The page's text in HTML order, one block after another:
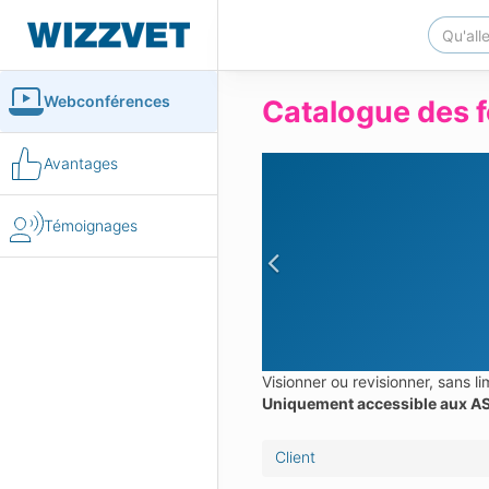
Webconférences
Avantages
Témoignages
Catalogue des
Previous
Visionner ou revisionner, sans
Uniquement accessible aux
Client